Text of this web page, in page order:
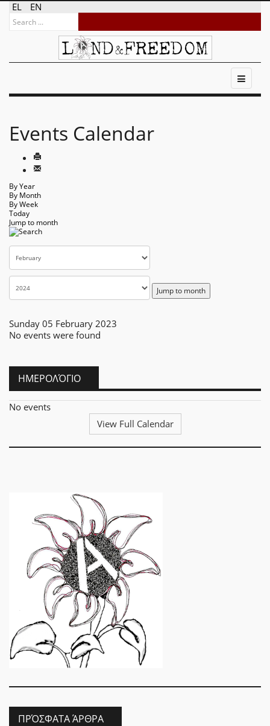
EL EN
Events Calendar
By Year
By Month
By Week
Today
Jump to month
Jump to month
Sunday 05 February 2023
No events were found
ΗΜΕΡΟΛΌΓΙΟ
No events
View Full Calendar
ΠΡΌΣΦΑΤΑ ΆΡΘΡΑ